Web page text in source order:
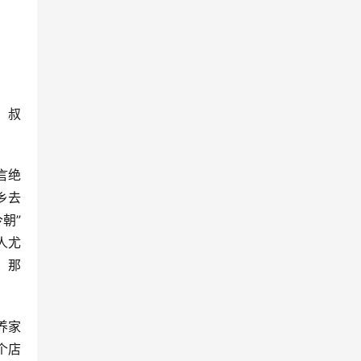
叔
绝
去
”
尤
那
家
店